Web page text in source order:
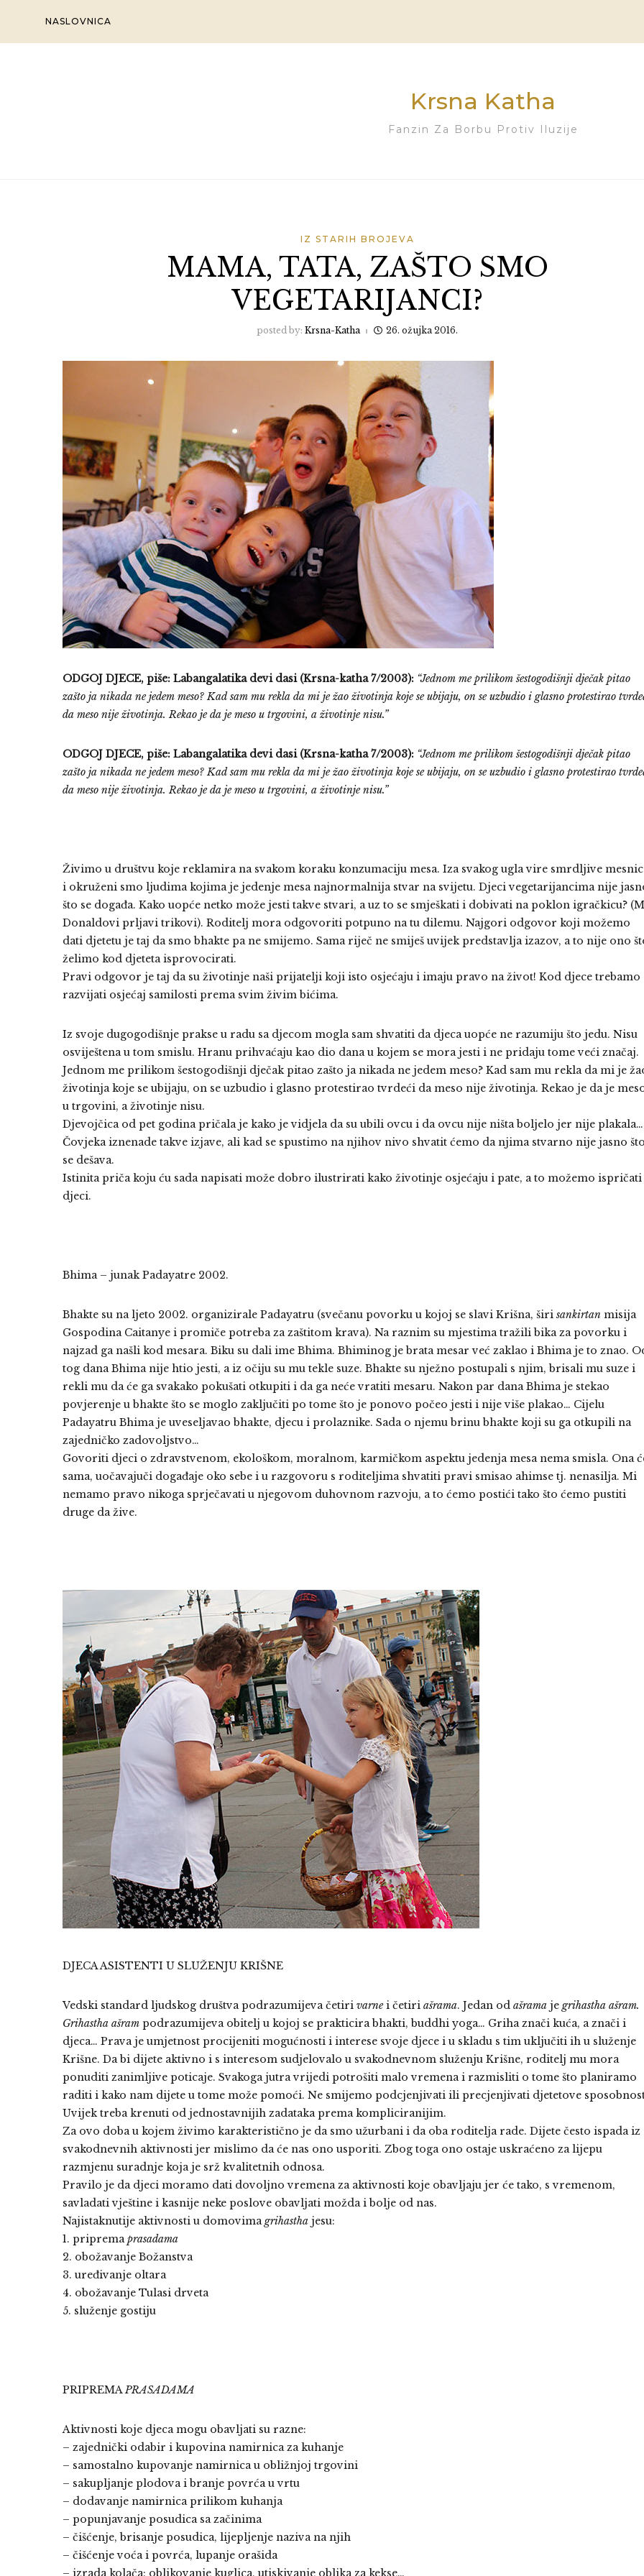
content
NASLOVNICA
Krsna Katha
Fanzin Za Borbu Protiv Iluzije
IZ STARIH BROJEVA
MAMA, TATA, ZAŠTO SMO
VEGETARIJANCI?
posted by: Krsna-Katha 26. ožujka 2016.
ODGOJ DJECE, piše: Labangalatika devi dasi (Krsna-katha 7/2003): “Jednom me prilikom šestogodišnji dječak pitao
zašto ja nikada ne jedem meso? Kad sam mu rekla da mi je žao životinja koje se ubijaju, on se uzbudio i glasno protestirao
da meso nije životinja. Rekao je da je meso u trgovini, a životinje nisu.”
ODGOJ DJECE, piše: Labangalatika devi dasi (Krsna-katha 7/2003): “Jednom me prilikom šestogodišnji dječak pitao
zašto ja nikada ne jedem meso? Kad sam mu rekla da mi je žao životinja koje se ubijaju, on se uzbudio i glasno protestirao
da meso nije životinja. Rekao je da je meso u trgovini, a životinje nisu.”
Živimo u društvu koje reklamira na svakom koraku konzumaciju mesa. Iza svakog ugla vire smrdljive
i okruženi smo ljudima kojima je jedenje mesa najnormalnija stvar na svijetu. Djeci vegetarijancima nije
što se događa. Kako uopće netko može jesti takve stvari, a uz to se smješkati i dobivati na poklon igračkicu?
Donaldovi prljavi trikovi). Roditelj mora odgovoriti potpuno na tu dilemu. Najgori odgovor koji možemo
dati djetetu je taj da smo bhakte pa ne smijemo. Sama riječ ne smiješ uvijek predstavlja izazov, a to nije ono
želimo kod djeteta isprovocirati.
Pravi odgovor je taj da su životinje naši prijatelji koji isto osjećaju i imaju pravo na život! Kod djece trebamo
razvijati osjećaj samilosti prema svim živim bićima.
Iz svoje dugogodišnje prakse u radu sa djecom mogla sam shvatiti da djeca uopće ne razumiju što jedu. Nisu
osviještena u tom smislu. Hranu prihvaćaju kao dio dana u kojem se mora jesti i ne pridaju tome veći značaj.
Jednom me prilikom šestogodišnji dječak pitao zašto ja nikada ne jedem meso? Kad sam mu rekla da mi je
životinja koje se ubijaju, on se uzbudio i glasno protestirao tvrdeći da meso nije životinja. Rekao je da je
u trgovini, a životinje nisu.
Djevojčica od pet godina pričala je kako je vidjela da su ubili ovcu i da ovcu nije ništa boljelo jer nije plakala…
Čovjeka iznenade takve izjave, ali kad se spustimo na njihov nivo shvatit ćemo da njima stvarno nije jasno
se dešava.
Istinita priča koju ću sada napisati može dobro ilustrirati kako životinje osjećaju i pate, a to možemo
djeci.
Bhima – junak Padayatre 2002.
Bhakte su na ljeto 2002. organizirale Padayatru (svečanu povorku u kojoj se slavi Krišna, širisankirtan misija
Gospodina Caitanye i promiče potreba za zaštitom krava). Na raznim su mjestima tražili bika za povorku i
najzad ga našli kod mesara. Biku su dali ime Bhima. Bhiminog je brata mesar već zaklao i Bhima je to znao.
tog dana Bhima nije htio jesti, a iz očiju su mu tekle suze. Bhakte su nježno postupali s njim, brisali mu suze i
rekli mu da će ga svakako pokušati otkupiti i da ga neće vratiti mesaru. Nakon par dana Bhima je stekao
povjerenje u bhakte što se moglo zaključiti po tome što je ponovo počeo jesti i nije više plakao… Cijelu
Padayatru Bhima je uveseljavao bhakte, djecu i prolaznike. Sada o njemu brinu bhakte koji su ga otkupili na
zajedničko zadovoljstvo…
Govoriti djeci o zdravstvenom, ekološkom, moralnom, karmičkom aspektu jedenja mesa nema smisla. Ona
sama, uočavajuči događaje oko sebe i u razgovoru s roditeljima shvatiti pravi smisao ahimse tj. nenasilja. Mi
nemamo pravo nikoga sprječavati u njegovom duhovnom razvoju, a to ćemo postići tako što ćemo pustiti
druge da žive.
DJECA ASISTENTI U SLUŽENJU KRIŠNE
Vedski standard ljudskog društva podrazumijeva četiri varnei četiri ašrama. Jedan od ašrama je grihastha ašram.
Grihastha ašram podrazumijeva obitelj u kojoj se prakticira bhakti, buddhi yoga… Griha znači kuća, a znači i
djeca… Prava je umjetnost procijeniti mogućnosti i interese svoje djece i u skladu s tim uključiti ih u služenje
Krišne. Da bi dijete aktivno i s interesom sudjelovalo u svakodnevnom služenju Krišne, roditelj mu mora
ponuditi zanimljive poticaje. Svakoga jutra vrijedi potrošiti malo vremena i razmisliti o tome što planiramo
raditi i kako nam dijete u tome može pomoći. Ne smijemo podcjenjivati ili precjenjivati djetetove
Uvijek treba krenuti od jednostavnijih zadataka prema kompliciranijim.
Za ovo doba u kojem živimo karakteristično je da smo užurbani i da oba roditelja rade. Dijete često ispada iz
svakodnevnih aktivnosti jer mislimo da će nas ono usporiti. Zbog toga ono ostaje uskraćeno za lijepu
razmjenu suradnje koja je srž kvalitetnih odnosa.
Pravilo je da djeci moramo dati dovoljno vremena za aktivnosti koje obavljaju jer će tako, s vremenom,
savladati vještine i kasnije neke poslove obavljati možda i bolje od nas.
Najistaknutije aktivnosti u domovimagrihastha jesu:
1. pripremaprasadama
2. obožavanje Božanstva
3. uređivanje oltara
4. obožavanje Tulasi drveta
5. služenje gostiju
PRIPREMAPRASADAMA
Aktivnosti koje djeca mogu obavljati su razne:
– zajednički odabir i kupovina namirnica za kuhanje
– samostalno kupovanje namirnica u obližnjoj trgovini
– sakupljanje plodova i branje povrća u vrtu
– dodavanje namirnica prilikom kuhanja
– popunjavanje posudica sa začinima
– čišćenje, brisanje posudica, lijepljenje naziva na njih
– čišćenje voća i povrća, lupanje orašida
– izrada kolača: oblikovanje kuglica, utiskivanje oblika za kekse…